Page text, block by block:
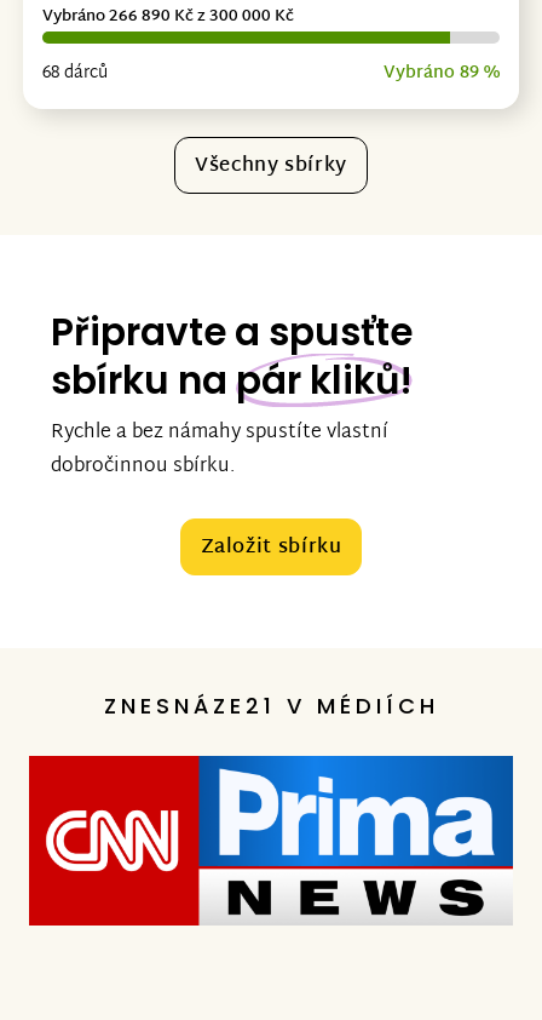
68 dárců Vybráno 89 %
Vybráno 266 890 Kč z 300 000 Kč
Všechny sbírky
Připravte a spusťte
sbírku na pár kliků!
Rychle a bez námahy spustíte vlastní
dobročinnou sbírku.
Založit sbírku
ZNESNÁZE21 V MÉDIÍCH